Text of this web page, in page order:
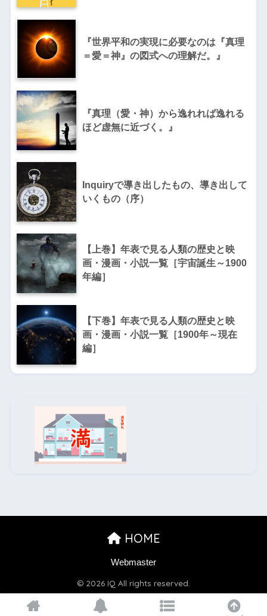
『世界平和の実現に必要なのは『真理
＝愛＝神』の図式への理解だ。』
『真理（愛・神）から逸れれば逸れる
ほど虚無に近づく。』
Inquiryで導き出したもの、導き出して
いくもの（序）
【上巻】年表で見る人類の歴史と映
画・漫画・小説一覧［宇宙誕生～1900
年編］
【下巻】年表で見る人類の歴史と映
画・漫画・小説一覧［1900年～現在
編］
HOME
Webmaster
© 2026 IQ All rights reserved.